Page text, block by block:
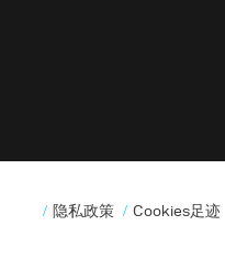
隐私政策 Cookies足迹